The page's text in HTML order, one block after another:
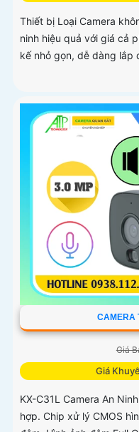
Thiết bị Loại Camera
ninh hiệu quả với giá cả
kế nhỏ gọn, dễ dàng lắp
CAMERA
Giá
Giá
KX-C31L Camera An
hợp. Chip xử lý CMOS